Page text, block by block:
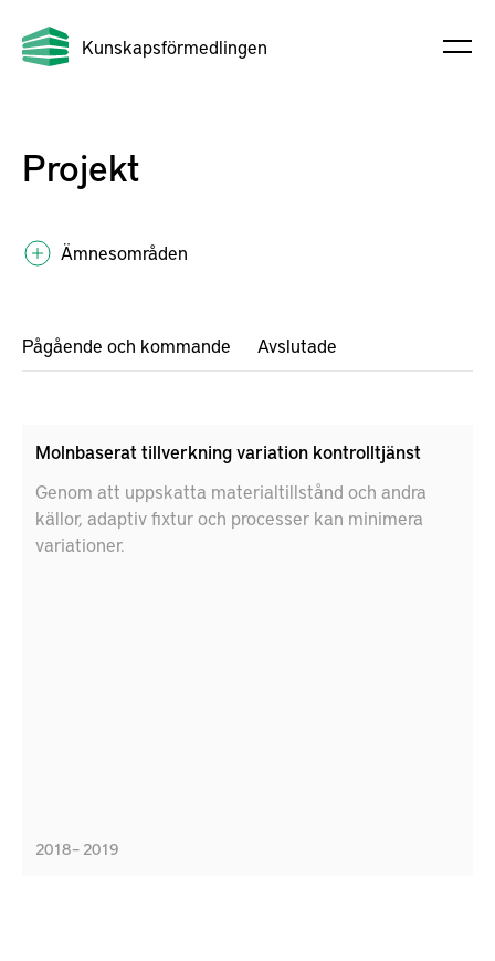
Kunskapsförmedlingen
Projekt
Ämnesområden
Pågående och kommande Avslutade
Molnbaserat tillverkning variation kontrolltjänst
Genom att uppskatta materialtillstånd och andra
källor, adaptiv fixtur och processer kan minimera
variationer.
2018 – 2019